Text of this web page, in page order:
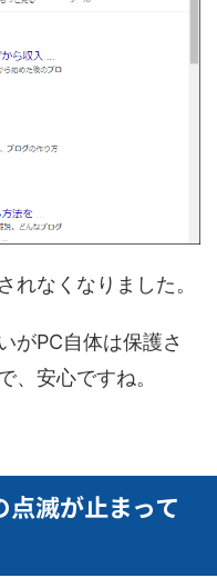
れなくなりました。
がPC自体は保護さ
、安心ですね。
滅が止まって